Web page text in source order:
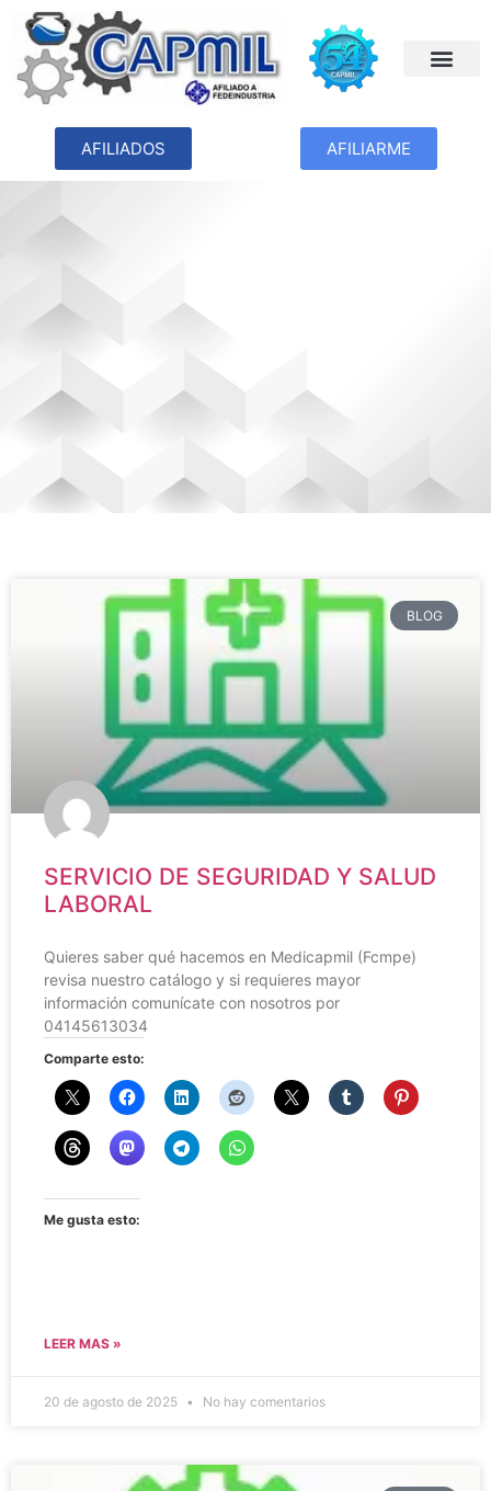
AFILIADOS AFILIARME
BLOG
SERVICIO DE SEGURIDAD Y SALUD
LABORAL
Quieres saber qué hacemos en Medicapmil (Fcmpe)
revisa nuestro catálogo y si requieres mayor
información comunícate con nosotros por
04145613034
Comparte esto:
Me gusta esto:
LEER MAS »
20 de agosto de 2025 No hay comentarios